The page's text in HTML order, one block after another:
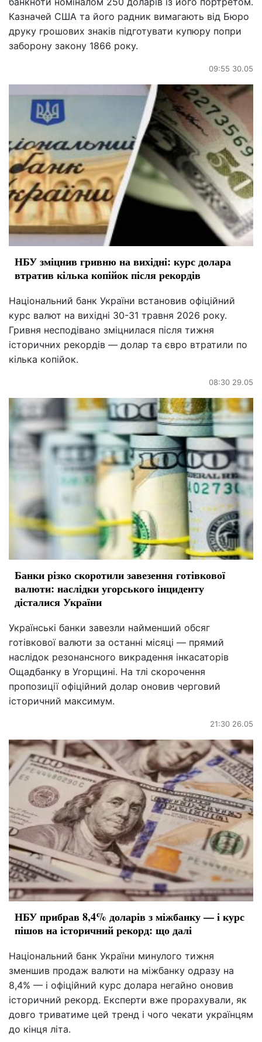
Казначей США та його радник вимагають від Бюро
друку грошових знаків підготувати купюру попри
заборону закону 1866 року.
09:55 30.05
НБУ зміцнив гривню на вихідні: курс долара
втратив кілька копійок після рекордів
Національний банк України встановив офіційний
курс валют на вихідні 30-31 травня 2026 року.
Гривня несподівано зміцнилася після тижня
історичних рекордів — долар та євро втратили по
кілька копійок.
08:30 29.05
Банки різко скоротили завезення готівкової
валюти: наслідки угорського інциденту
дісталися України
Українські банки завезли найменший обсяг
готівкової валюти за останні місяці — прямий
наслідок резонансного викрадення інкасаторів
Ощадбанку в Угорщині. На тлі скорочення
пропозиції офіційний долар оновив черговий
історичний максимум.
21:30 26.05
НБУ прибрав 8,4% доларів з міжбанку — і курс
пішов на історичний рекорд: що далі
Національний банк України минулого тижня
зменшив продаж валюти на міжбанку одразу на
8,4% — і офіційний курс долара негайно оновив
історичний рекорд. Експерти вже прорахували, як
довго триватиме цей тренд і чого чекати українцям
до кінця літа.